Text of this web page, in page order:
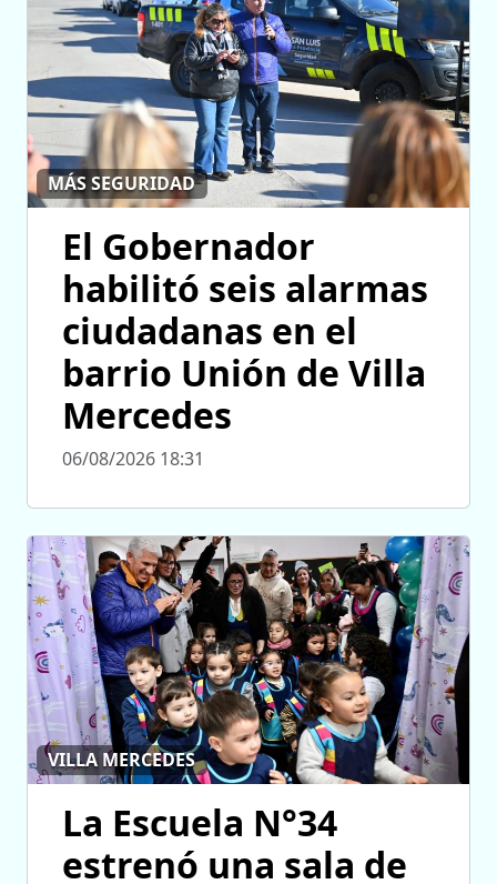
MÁS SEGURIDAD
El Gobernador
habilitó seis alarmas
ciudadanas en el
barrio Unión de Villa
Mercedes
06/08/2026 18:31
VILLA MERCEDES
La Escuela N°34
estrenó una sala de